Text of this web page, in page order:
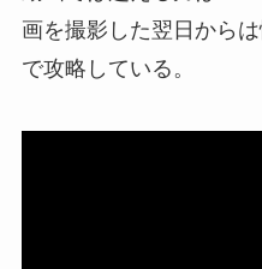
画を撮影した翌日から
で攻略している。